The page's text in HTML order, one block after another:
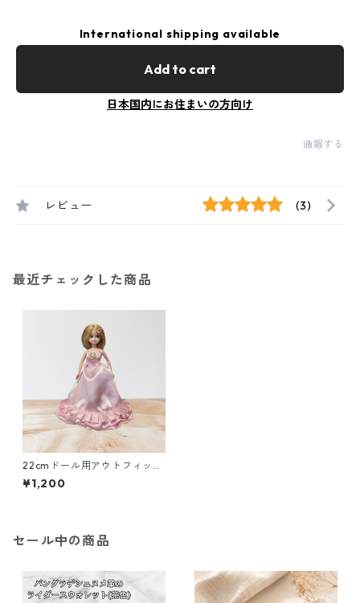
International shipping available
Add to cart
日本国内にお住まいの方向け
通報する
レビュー (3)
最近チェックした商品
22cmドール用アウトフィッ
ト ピンクのサテンドレス
ホルターネックタイプ
¥1,200
セール中の商品